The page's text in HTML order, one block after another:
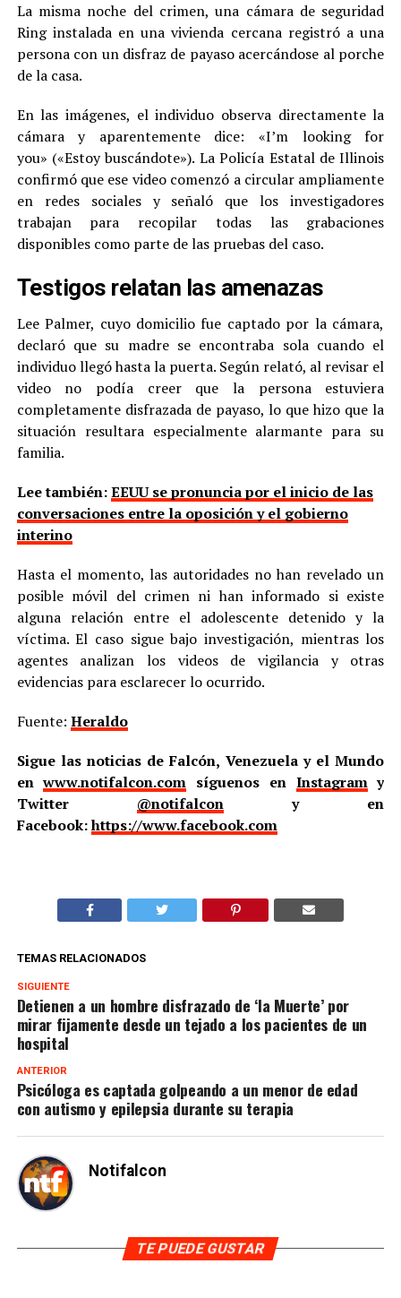
La misma noche del crimen, una cámara de seguridad
Ring instalada en una vivienda cercana registró a una
persona con un disfraz de payaso acercándose al porche
de la casa.
En las imágenes, el individuo observa directamente la
cámara y aparentemente dice: «I’m looking for
you» («Estoy buscándote»). La Policía Estatal de Illinois
confirmó que ese video comenzó a circular ampliamente
en redes sociales y señaló que los investigadores
trabajan para recopilar todas las grabaciones
disponibles como parte de las pruebas del caso.
Testigos relatan las amenazas
Lee Palmer, cuyo domicilio fue captado por la cámara,
declaró que su madre se encontraba sola cuando el
individuo llegó hasta la puerta. Según relató, al revisar el
video no podía creer que la persona estuviera
completamente disfrazada de payaso, lo que hizo que la
situación resultara especialmente alarmante para su
familia.
Lee también:EEUU se pronuncia por el inicio de las
conversaciones entre la oposición y el gobierno
interino
Hasta el momento, las autoridades no han revelado un
posible móvil del crimen ni han informado si existe
alguna relación entre el adolescente detenido y la
víctima. El caso sigue bajo investigación, mientras los
agentes analizan los videos de vigilancia y otras
evidencias para esclarecer lo ocurrido.
Fuente: Heraldo
Sigue las noticias de Falcón, Venezuela y el Mundo
enwww.notifalcon.com síguenos en Instagramy
Twitter @notifalcony en
Facebook:https://www.facebook.com
TEMAS RELACIONADOS
SIGUIENTE
Detienen a un hombre disfrazado de ‘la Muerte’ por
mirar fijamente desde un tejado a los pacientes de un
hospital
ANTERIOR
Psicóloga es captada golpeando a un menor de edad
con autismo y epilepsia durante su terapia
Notifalcon
TE PUEDE GUSTAR